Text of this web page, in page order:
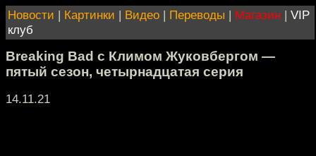
Новости | Картинки | Видео | Переводы | Магазин | VIP
клуб
Breaking Bad с Климом Жуковбергом —
пятый сезон, четырнадцатая серия
14.11.21